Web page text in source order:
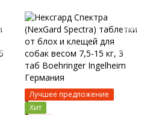
Лучшее предложение
Хит